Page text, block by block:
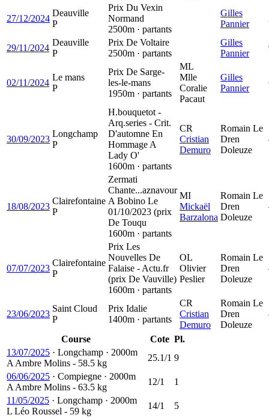
27/12/2024
Deauville
P
Prix Du Vexin
Normand
2500m · partants
Gilles
Pannier
29/11/2024
Deauville
P
Prix De Voltaire
2500m · partants
Gilles
Pannier
02/11/2024
Le mans
P
Prix De Sarge-
les-le-mans
1950m · partants
ML
Mlle
Coralie
Pacaut
Gilles
Pannier
30/09/2023
Longchamp
P
H.bouquetot -
Arq.series - Crit.
D'automne En
Hommage A
Lady O'
1600m · partants
CR
Cristian
Demuro
Romain Le
Dren
Doleuze
18/08/2023
Clairefontaine
P
Zermati
Chante...aznavour
A Bobino Le
01/10/2023 (prix
De Touqu
1600m · partants
MI
Mickaël
Barzalona
Romain Le
Dren
Doleuze
07/07/2023
Clairefontaine
P
Prix Les
Nouvelles De
Falaise - Actu.fr
(prix De Vauville)
1600m · partants
OL
Olivier
Peslier
Romain Le
Dren
Doleuze
23/06/2023
Saint Cloud
P
Prix Idalie
1400m · partants
CR
Cristian
Demuro
Romain Le
Dren
Doleuze
Course Cote Pl.
13/07/2025 · Longchamp · 2000m
A Ambre Molins - 58.5 kg
25.1/1 9
06/06/2025 · Compiegne · 2000m
A Ambre Molins - 63.5 kg
12/1
1
11/05/2025 · Longchamp · 2000m
L Léo Roussel - 59 kg
14/1
5